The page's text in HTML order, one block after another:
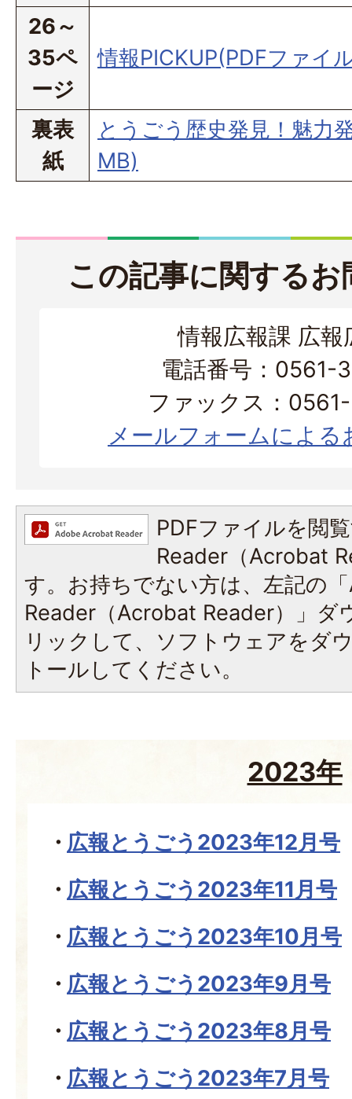
26～
35ペ
ージ
情報PICKUP(PDFファイ
裏表
紙
とうごう歴史発見！魅力
MB)
この記事に関する
情報広報課 広報
電話番号：0561-
ファックス：
メールフォームによる
PDFファイルを閲
Reader（Acrobat
す。お持ちでない方は、左記の
Reader（Acrobat Reader）」ダ
リックして、ソフトウェアをダ
トールしてください。
2023年
広報とうごう2023年12月号
広報とうごう2023年11月号
広報とうごう2023年10月号
広報とうごう2023年9月号
広報とうごう2023年8月号
広報とうごう2023年7月号